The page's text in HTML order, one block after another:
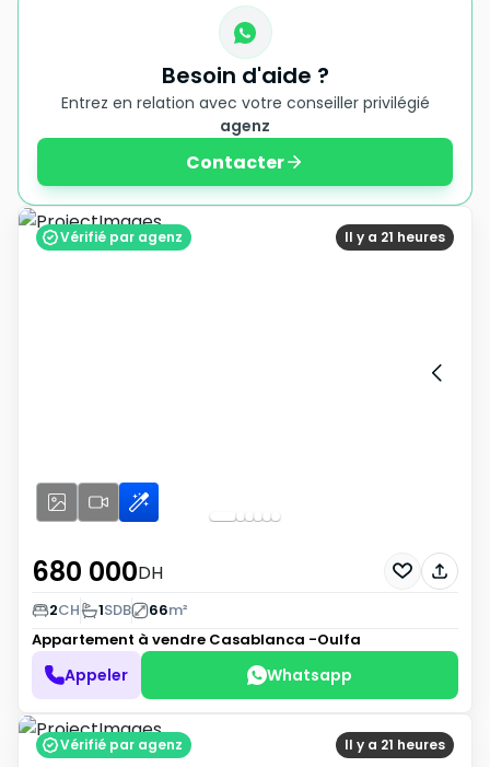
Besoin d'aide ?
Entrez en relation avec votre conseiller privilégié
agenz
Contacter
Il y a 21 heures
Vérifié par agenz
680 000DH
2CH 1SDB 66m²
Appartement à vendre Casablanca -Oulfa
Appeler Whatsapp
Il y a 21 heures
Vérifié par agenz